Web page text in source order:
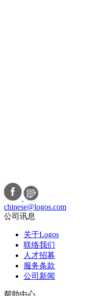
chinese@logos.com
公司讯息
关于Logos
联络我们
人才招募
服务条款
公司新闻
帮助中心